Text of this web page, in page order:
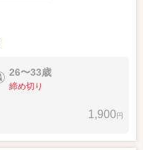
26〜33歳
締め切り
1,900円